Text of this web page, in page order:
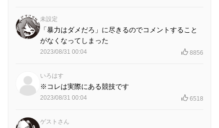
未設定
「暴力はダメだろ」に尽きるのでコメントすること
がなくなってしまった
2023/08/31 00:04 8856
いろはす
※コレは実際にある競技です
2023/08/31 00:04 6518
ゲストさん